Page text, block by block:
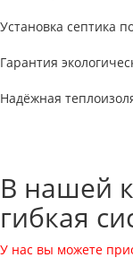
Установка септика
Гарантия
Надёжная
В нашей
гибкая
У нас вы можете